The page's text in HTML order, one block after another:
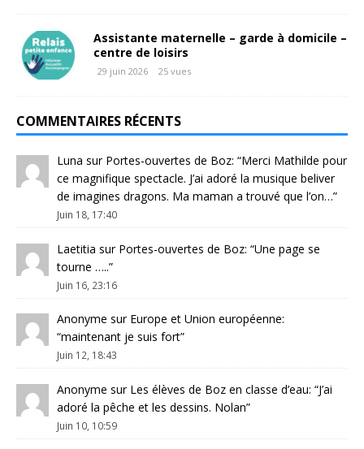
Assistante maternelle – garde à domicile –
centre de loisirs
29 juin 2026 25 vues
COMMENTAIRES RÉCENTS
Luna sur Portes-ouvertes de Boz: “Merci Mathilde pour
ce magnifique spectacle. J’ai adoré la musique beliver
de imagines dragons. Ma maman a trouvé que l’on…”
Juin 18, 17:40
Laetitia sur Portes-ouvertes de Boz: “Une page se
tourne …..”
Juin 16, 23:16
Anonyme sur Europe et Union européenne:
“maintenant je suis fort”
Juin 12, 18:43
Anonyme sur Les élèves de Boz en classe d’eau: “J’ai
adoré la pêche et les dessins. Nolan”
Juin 10, 10:59